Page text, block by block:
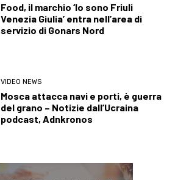
Food, il marchio ‘Io sono Friuli
Venezia Giulia’ entra nell’area di
servizio di Gonars Nord
VIDEO NEWS
Mosca attacca navi e porti, è guerra
del grano – Notizie dall’Ucraina
podcast, Adnkronos